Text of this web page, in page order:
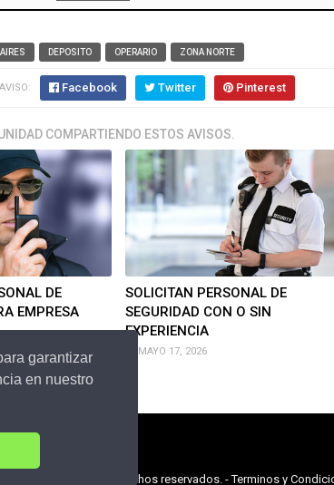
garantizar
en nuestro
DEPOSITO OPERARIO ZONA NORTE
Facebook Twitter Pinterest
COMPARTIENDO ESTOS AVISOS.
DE
EMPRESA
SOLICITAN PERSONAL DE
SEGURIDAD CON O SIN
EXPERIENCIA
MAYO 17, 2026
| Todos los derechos reservados. -Terminos y